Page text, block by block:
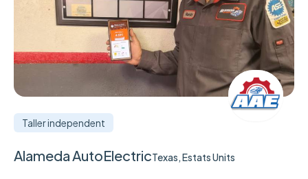
Taller independent
Alameda AutoElectricTexas, Estats Units